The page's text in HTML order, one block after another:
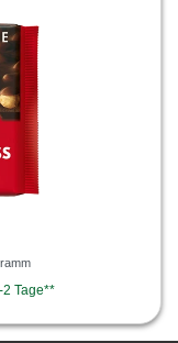
Tage**